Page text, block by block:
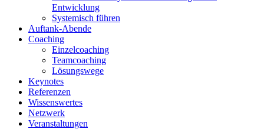
Entwicklung
Systemisch führen
Auftank-Abende
Coaching
Einzelcoaching
Teamcoaching
Lösungswege
Keynotes
Referenzen
Wissenswertes
Netzwerk
Veranstaltungen